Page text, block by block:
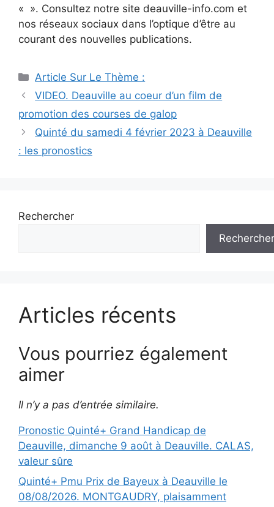
« ». Consultez notre site deauville-info.com et
nos réseaux sociaux dans l’optique d’être au
courant des nouvelles publications.
Catégories
Article Sur Le Thème :
Navigation
des
articles
VIDEO. Deauville au coeur d’un film de
promotion des courses de galop
Quinté du samedi 4 février 2023 à Deauville
: les pronostics
Rechercher
Rechercher
Articles récents
Vous pourriez également
aimer
Il n’y a pas d’entrée similaire.
Pronostic Quinté+ Grand Handicap de
Deauville, dimanche 9 août à Deauville. CALAS,
valeur sûre
Quinté+ Pmu Prix de Bayeux à Deauville le
08/08/2026. MONTGAUDRY, plaisamment